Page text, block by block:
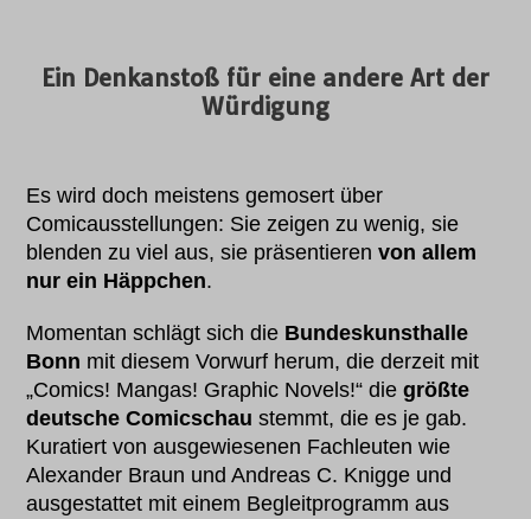
Ein Denkanstoß für eine andere Art der
Würdigung
Es wird doch meistens gemosert über
Comicausstellungen: Sie zeigen zu wenig, sie
blenden zu viel aus, sie präsentierenvon allem
nur ein Häppchen.
Momentan schlägt sich die Bundeskunsthalle
Bonn mit diesem Vorwurf herum, die derzeit mit
„Comics! Mangas! Graphic Novels!“ diegrößte
deutsche Comicschau stemmt, die es je gab.
Kuratiert von ausgewiesenen Fachleuten wie
Alexander Braun und Andreas C. Knigge und
ausgestattet mit einem Begleitprogramm aus